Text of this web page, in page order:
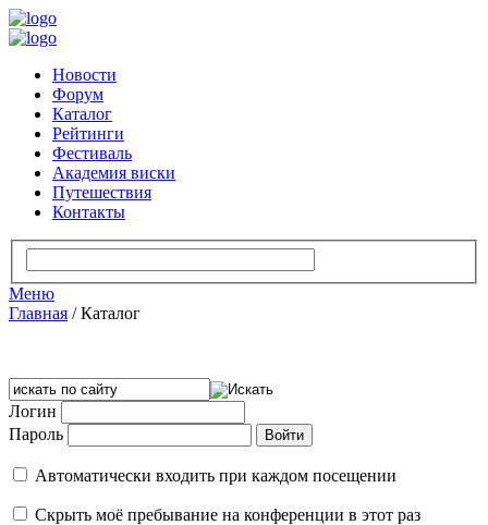
Новости
Форум
Каталог
Рейтинги
Фестиваль
Академия виски
Путешествия
Контакты
Меню
Главная /Каталог
Логин
Пароль
Автоматически входить при каждом посещении
Скрыть моё пребывание на конференции в этот раз